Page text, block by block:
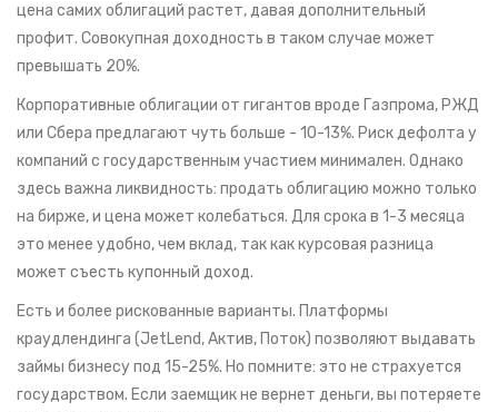
цена самих облигаций растет, давая дополнительный
профит. Совокупная доходность в таком случае может
превышать 20%.
Корпоративные облигации от гигантов вроде Газпрома, РЖД
или Сбера предлагают чуть больше - 10-13%. Риск дефолта у
компаний с государственным участием минимален. Однако
здесь важна ликвидность: продать облигацию можно только
на бирже, и цена может колебаться. Для срока в 1-3 месяца
это менее удобно, чем вклад, так как курсовая разница
может съесть купонный доход.
Есть и более рискованные варианты. Платформы
краудлендинга (JetLend, Актив, Поток) позволяют выдавать
займы бизнесу под 15-25%. Но помните: это не страхуется
государством. Если заемщик не вернет деньги, вы потеряете